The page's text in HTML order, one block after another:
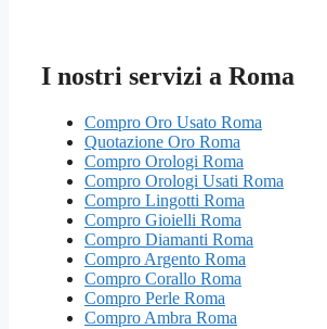
I nostri servizi a Roma
Compro Oro Usato Roma
Quotazione Oro Roma
Compro Orologi Roma
Compro Orologi Usati Roma
Compro Lingotti Roma
Compro Gioielli Roma
Compro Diamanti Roma
Compro Argento Roma
Compro Corallo Roma
Compro Perle Roma
Compro Ambra Roma